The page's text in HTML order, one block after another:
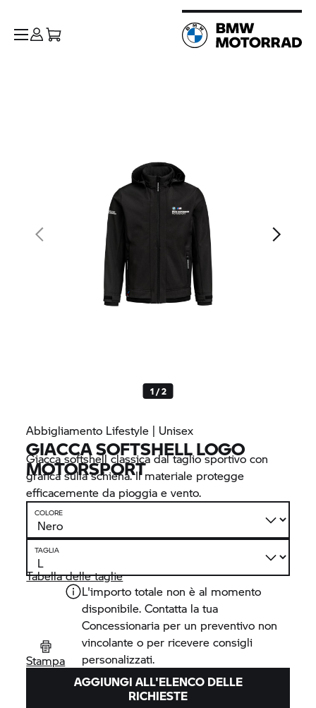
1 / 2
Abbigliamento Lifestyle | Unisex
GIACCA SOFTSHELL LOGO
MOTORSPORT
Giacca softshell classica dal taglio sportivo con
grafica sulla schiena. Il materiale protegge
efficacemente da pioggia e vento.
COLORE
TAGLIA
Tabella delle taglie
Stampa
L'importo totale non è al momento
disponibile. Contatta la tua
Concessionaria per un preventivo non
vincolante o per ricevere consigli
personalizzati.
AGGIUNGI ALL'ELENCO DELLE
RICHIESTE